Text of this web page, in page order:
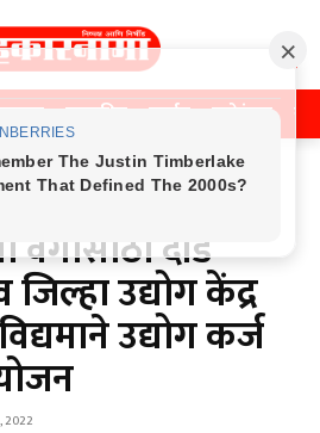
राजकीय क्राईम मनोरंजन
दौंड
उद्योग केंद्र
उद्योग कर्ज
2022